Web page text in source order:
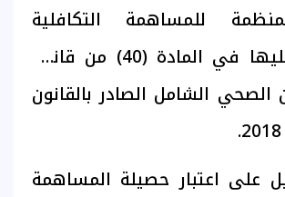
للمساهمة التكافلية
المنصوص عليها في المادة (40) من قانون
الصحي الشامل الصادر بالقانون
على اعتبار حصيلة المساهمة